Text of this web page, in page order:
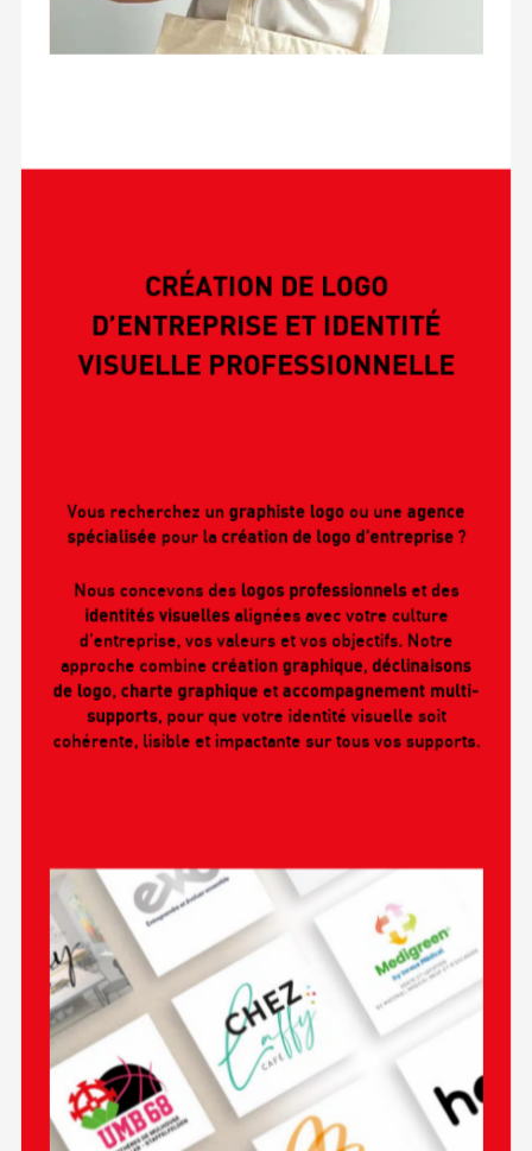
CRÉATION DE LOGO
D’ENTREPRISE ET IDENTITÉ
VISUELLE PROFESSIONNELLE
Vous recherchez un graphiste logo ou une agence
spécialiséepour lacréation de logo d’entreprise?
Nous concevons des logos professionnelset des
identités visuellesalignées avec votre culture
d’entreprise, vos valeurs et vos objectifs. Notre
approche combine création graphique,déclinaisons
de logo, charte graphique etaccompagnement multi-
supports, pour que votre identité visuelle soit
cohérente, lisible et impactante sur tous vos supports.